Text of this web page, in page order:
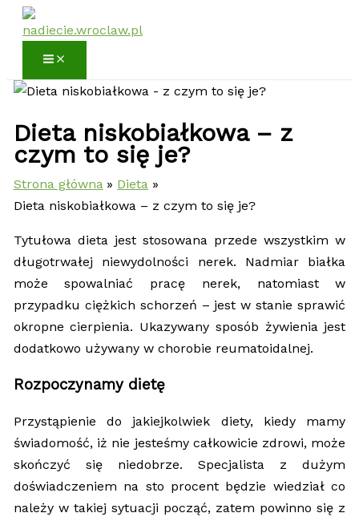
Przejdź
Dieta niskobiałkowa – z
czym to się je?
Strona główna
Dieta
Dieta niskobiałkowa – z czym to się je?
Tytułowa dieta jest stosowana przede wszystkim w
długotrwałej niewydolności nerek. Nadmiar białka
może spowalniać pracę nerek, natomiast w
przypadku ciężkich schorzeń – jest w stanie sprawić
okropne cierpienia. Ukazywany sposób żywienia jest
dodatkowo używany w chorobie reumatoidalnej.
Rozpoczynamy dietę
Przystąpienie do jakiejkolwiek diety, kiedy mamy
świadomość, iż nie jesteśmy całkowicie zdrowi, może
skończyć się niedobrze. Specjalista z dużym
doświadczeniem na sto procent będzie wiedział co
należy w takiej sytuacji począć, zatem powinno się z